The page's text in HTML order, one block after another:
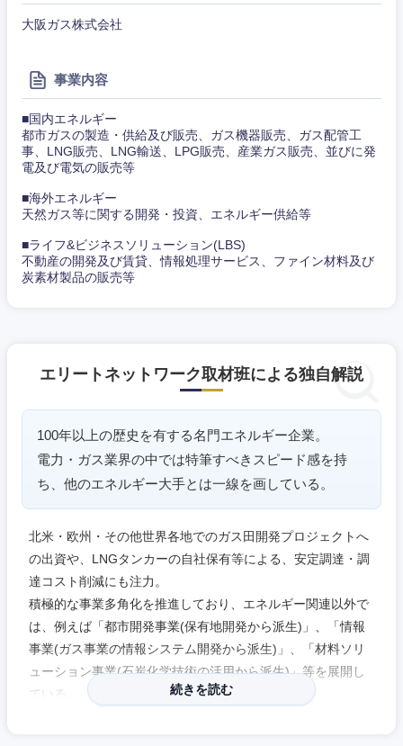
大阪ガス株式会社
事業内容
■国内エネルギー
都市ガスの製造・供給及び販売、ガス機器販売、ガス配管工
事、LNG販売、LNG輸送、LPG販売、産業ガス販売、並びに発
電及び電気の販売等
■海外エネルギー
天然ガス等に関する開発・投資、エネルギー供給等
■ライフ&ビジネスソリューション(LBS)
不動産の開発及び賃貸、情報処理サービス、ファイン材料及び
炭素材製品の販売等
エリートネットワーク取材班による独自解説
100年以上の歴史を有する名門エネルギー企業。
電力・ガス業界の中では特筆すべきスピード感を持
ち、他のエネルギー大手とは一線を画している。
北米・欧州・その他世界各地でのガス田開発プロジェクトへ
の出資や、LNGタンカーの自社保有等による、安定調達・調
達コスト削減にも注力。
積極的な事業多角化を推進しており、エネルギー関連以外で
は、例えば「都市開発事業(保有地開発から派生)」、「情報
事業(ガス事業の情報システム開発から派生)」、「材料ソリ
ューション事業(石炭化学技術の活用から派生)」等を展開し
ている。
続きを読む
愛知県
近畿地方